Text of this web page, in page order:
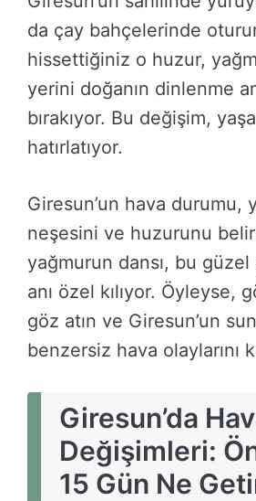
da çay bahçelerinde
hissettiğiniz o huzur,
yerini doğanın dinlenme
bırakıyor. Bu değişim,
hatırlatıyor.
Giresun’un hava durumu,
neşesini ve huzurunu
yağmurun dansı, bu
anı özel kılıyor. Öyleyse,
göz atın ve Giresun’un
benzersiz hava olaylarını
Giresun’da
Değişimleri:
15 Gün Ne